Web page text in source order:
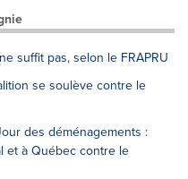
suffit pas, selon le FRAPRU
se soulève contre le
des déménagements :
et à Québec contre le